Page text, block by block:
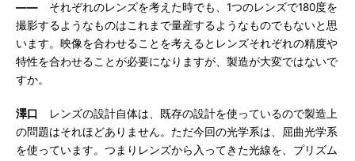
―― それぞれのレンズを考えた時でも、1つのレンズで180度を
撮影するようなものはこれまで量産するようなものでもないと思
います。映像を合わせることを考えるとレンズそれぞれの精度や
特性を合わせることが必要になりますが、製造が大変ではないで
すか。
澤口
レンズの設計自体は、既存の設計を使っているので製造上
の問題はそれほどありません。ただ今回の光学系は、屈曲光学系
を使っています。つまりレンズから入ってきた光線を、プリズム